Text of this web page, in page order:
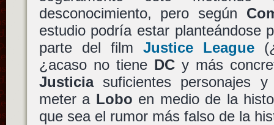
desconocimiento, pero según
estudio podría estar planteándose
parte del film Justice League
¿acaso no tiene DCy más
Justiciasuficientes personajes y
meter a Lobo en medio de la
que sea el rumor más falso de la